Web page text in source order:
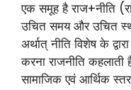
एक समूह है राज+नीति
उचित समय और उचित
अर्थात् नीति विशेष के
करना राजनीति
सामाजिक एवं आर्थिक